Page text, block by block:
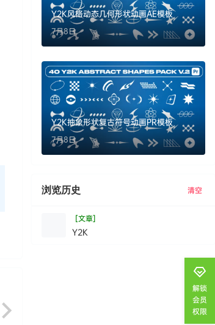
Y2K风格动态几何形状动画AE模板
7月8日
Y2K抽象形状复古符号动画PR模板
7月8日
浏览历史 清空
[文章]
Y2K
解锁
会员
权限